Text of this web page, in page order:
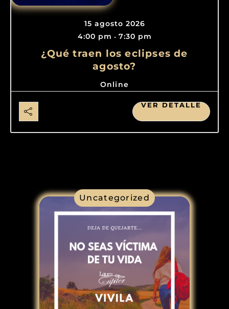
15 agosto 2026
4:00 pm - 7:30 pm
¿Qué traen los eclipses de
agosto?
Online
VER DETALLE
Uncategorized